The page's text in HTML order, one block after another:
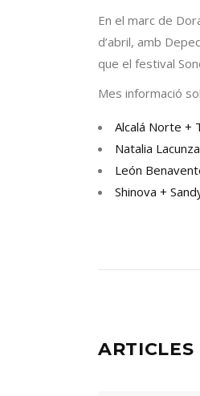
En el marc de
d’abril, amb
que el festival
Mes informació
Alcalá Norte +
Natalia
León
Shinova +